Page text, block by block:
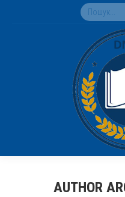
Search:
AUTHOR